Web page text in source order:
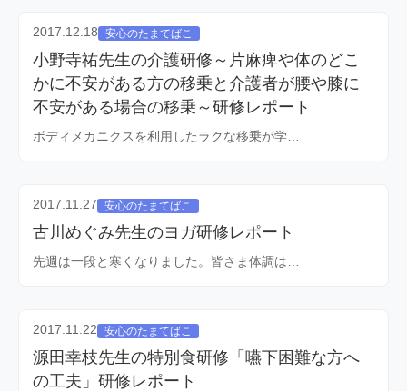
2017.12.18 安心のたまてばこ
小野寺祐先生の介護研修～片麻痺や体のどこ
かに不安がある方の移乗と介護者が腰や膝に
不安がある場合の移乗～研修レポート
ボディメカニクスを利用したラクな移乗が学…
2017.11.27 安心のたまてばこ
古川めぐみ先生のヨガ研修レポート
先週は一段と寒くなりました。皆さま体調は…
2017.11.22 安心のたまてばこ
源田幸枝先生の特別食研修「嚥下困難な方へ
の工夫」研修レポート